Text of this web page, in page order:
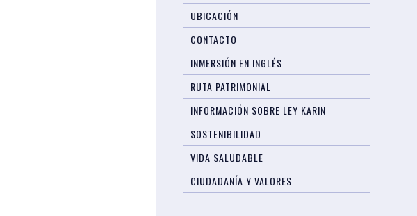
UBICACIÓN
CONTACTO
INMERSIÓN EN INGLÉS
RUTA PATRIMONIAL
INFORMACIÓN SOBRE LEY KARIN
SOSTENIBILIDAD
VIDA SALUDABLE
CIUDADANÍA Y VALORES